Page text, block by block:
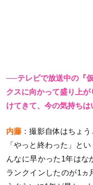
──テレビで放送中の『
クスに向かって盛り上
けてきて、今の気持ちは
内藤 ：撮影自体はちょ
「やっと終わった」と
んなに早かった1年はな
ランクインしたのが1ヵ